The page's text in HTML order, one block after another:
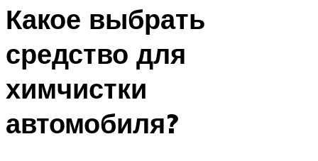
Какое выбрать
средство для
химчистки
автомобиля?